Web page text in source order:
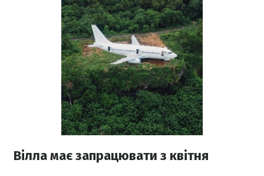
Вілла має запрацювати з квітня